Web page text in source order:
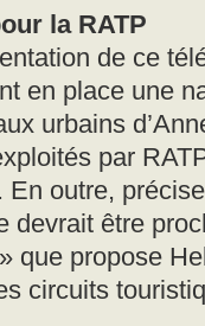
la RATP
de ce
en place une
urbains
par
En outre,
devrait être
que propose
circuits